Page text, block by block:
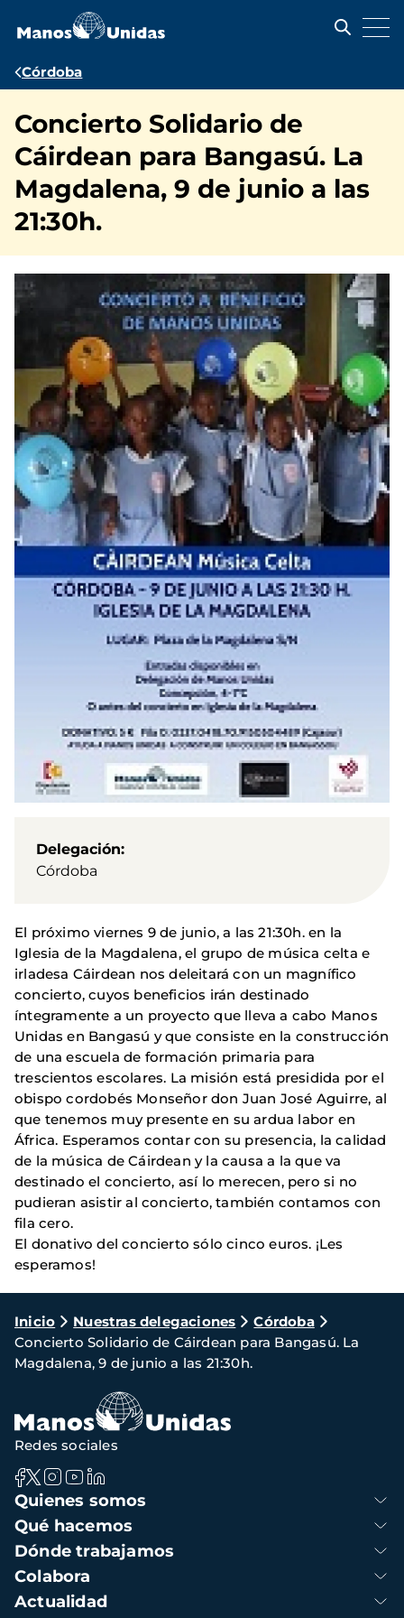
contenido
Ruta
navegación
Córdoba
Concierto Solidario de
Cáirdean para Bangasú. La
Magdalena, 9 de junio a las
21:30h.
Delegación
Córdoba
El próximo viernes 9 de junio, a las 21:30h. en la
Iglesia de la Magdalena, el grupo de música celta e
irladesa Cáirdean nos deleitará con un magnífico
concierto, cuyos beneficios irán destinado
íntegramente a un proyecto que lleva a cabo Manos
Unidas en Bangasú y que consiste en la construcción
de una escuela de formación primaria para
trescientos escolares. La misión está presidida por el
obispo cordobés Monseñor don Juan José Aguirre, al
que tenemos muy presente en su ardua labor en
África. Esperamos contar con su presencia, la calidad
de la música de Cáirdean y la causa a la que va
destinado el concierto, así lo merecen, pero si no
pudieran asistir al concierto, también contamos con
fila cero.
El donativo del concierto sólo cinco euros. ¡Les
esperamos!
Ruta
de
navegación
Inicio Nuestras delegaciones
Córdoba
Concierto Solidario de Cáirdean para Bangasú. La
Magdalena, 9 de junio a las 21:30h.
Navegación
principal
Quienes somos
Qué hacemos
Dónde trabajamos
Colabora
Actualidad
Redes sociales